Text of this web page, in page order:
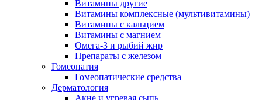
Витамины другие
Витамины комплексные (мультивитамины)
Витамины с кальцием
Витамины с магнием
Омега-3 и рыбий жир
Препараты с железом
Гомеопатия
Гомеопатические средства
Дерматология
Акне и угревая сыпь